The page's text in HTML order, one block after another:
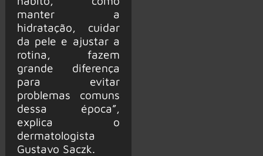
manter a
hidratação, cuidar
da pele e ajustar a
rotina, fazem
grande diferença
para evitar
problemas comuns
dessa época”,
explica o
dermatologista
Gustavo Saczk.